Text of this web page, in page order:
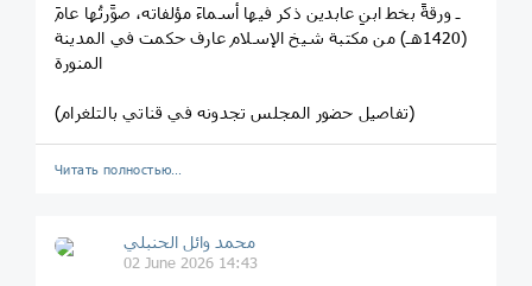
ـ ورقةً بخط ابنِ عابدين ذكر فيها أسماءَ مؤلفاته، صوَّرتُها عامَ
(1420هـ) من مكتبة شيخ الإسلام عارف حكمت في المدينة
المنورة
(تفاصيل حضور المجلس تجدونه في قناتي بالتلغرام)
Читать полностью…
محمد وائل الحنبلي
02 June 2026 14:43